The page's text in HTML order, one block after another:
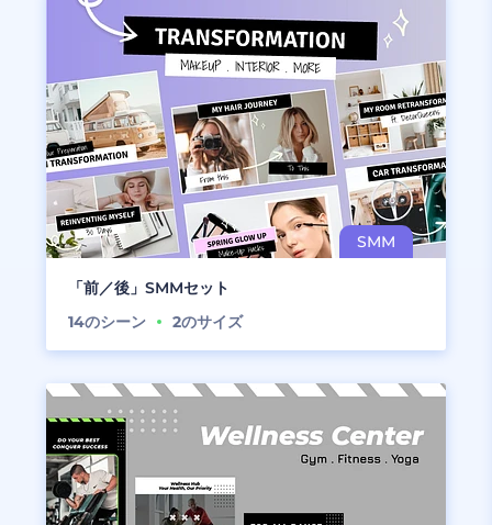
「前／後」SMMセット
14のシーン 2のサイズ